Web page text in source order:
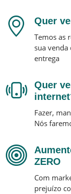
Quer
Temos as
sua venda
entrega
Quer
Fazer,
Nós
ZERO
Com
prejuízo